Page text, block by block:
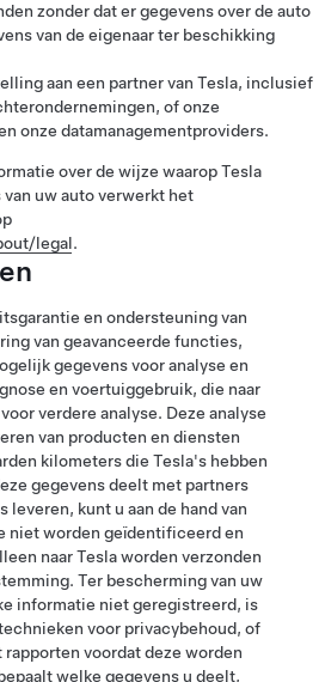
zonder dat er gegevens over de auto
van de eigenaar ter beschikking
aan een partner van Tesla, inclusief
of onze
onze datamanagementproviders.
over de wijze waarop Tesla
uw auto verwerkt het
legal.
en ondersteuning van
van geavanceerde functies,
gegevens voor analyse en
en voertuiggebruik, die naar
verdere analyse. Deze analyse
van producten en diensten
kilometers die Tesla's hebben
gegevens deelt met partners
kunt u aan de hand van
niet worden geïdentificeerd en
naar Tesla worden verzonden
Ter bescherming van uw
informatie niet geregistreerd, is
voor privacybehoud, of
voordat deze worden
welke gegevens u deelt,